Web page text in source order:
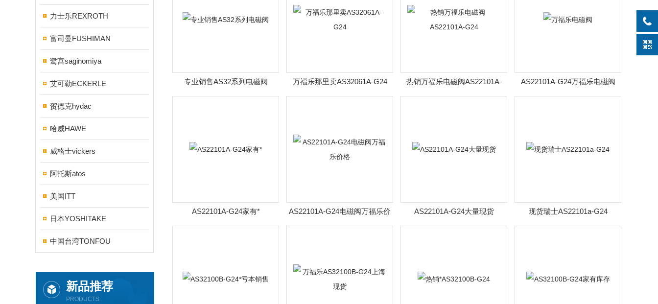
力士乐REXROTH
富司曼FUSHIMAN
鹭宫saginomiya
艾可勒ECKERLE
贺德克hydac
哈威HAWE
威格士vickers
阿托斯atos
美国ITT
日本YOSHITAKE
中国台湾TONFOU
新品推荐
PRODUCTS
专业销售AS32系列电磁阀 万福乐那里卖AS32061A-G24
热销万福乐电磁阀AS22101A-
G24
AS22101A-G24万福乐电磁阀
AS22101A-G24家有*
AS22101A-G24电磁阀万福乐价
格
AS22101A-G24大量现货 现货瑞士AS22101a-G24